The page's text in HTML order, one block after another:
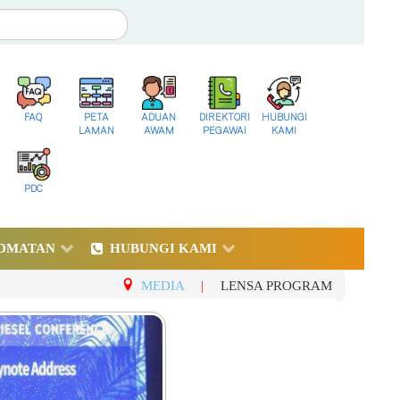
FAQ
PETA
LAMAN
ADUAN
AWAM
DIREKTORI
PEGAWAI
HUBUNGI
KAMI
PDC
HUBUNGI KAMI
MEDIA | LENSA PROGRAM